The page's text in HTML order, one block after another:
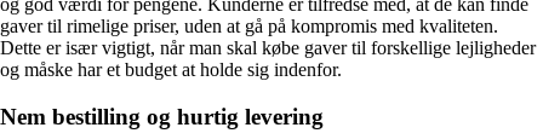
og god værdi for pengene. Kunderne er tilfredse med, at de kan finde
gaver til rimelige priser, uden at gå på kompromis med kvaliteten.
Dette er især vigtigt, når man skal købe gaver til forskellige lejligheder
og måske har et budget at holde sig indenfor.
Nem bestilling og hurtig levering